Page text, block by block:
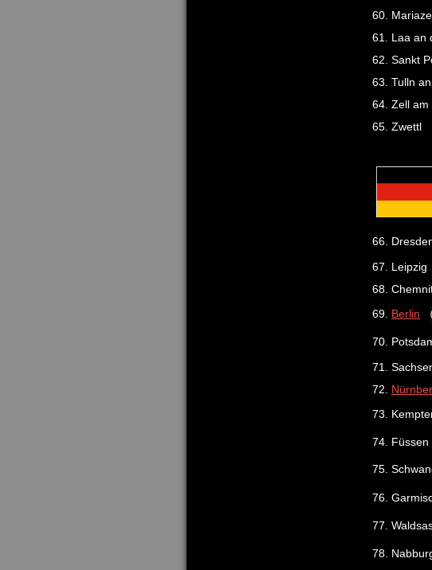
60.
61. Laa an
62. Sankt
63. Tulln
64. Zell am
65. Zwettl
66.
67. Leipzig
68.
69. Berlin
70.
71.
72.
73.
74. Füssen
75.
76.
77.
78.